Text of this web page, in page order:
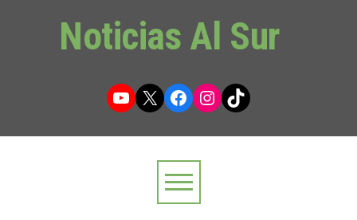
Noticias Al Sur
YouTube
X Facebook
Instagram
TikTok